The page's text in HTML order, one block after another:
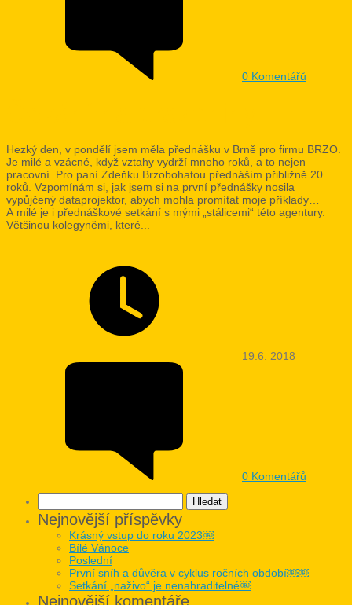
0 Komentářů
Hezký den, v pondělí jsem měla přednášku v Brně pro firmu BRZO.
Je milé a vzácné, když vztahy vydrží mnoho roků, a to nejen
pracovní. Pro paní Zdeňku Brzobohatou přednáším přibližně 20
roků. Vzpomínám si, jak jsem si na první přednášky nosila
vypůjčený dataprojektor, abych mohla promítat moje příklady…
A milé je i přednáškové setkání s mými „stálicemi“ této agentury.
Většinou kolegyněmi, které...
19.6. 2018
0 Komentářů
Nejnovější příspěvky
Krásný vstup do roku 2023￼
Bílé Vánoce
Poslední
První sníh a důvěra v cyklus ročních období￼￼
Setkání „naživo“ je nenahraditelné￼
Nejnovější komentáře